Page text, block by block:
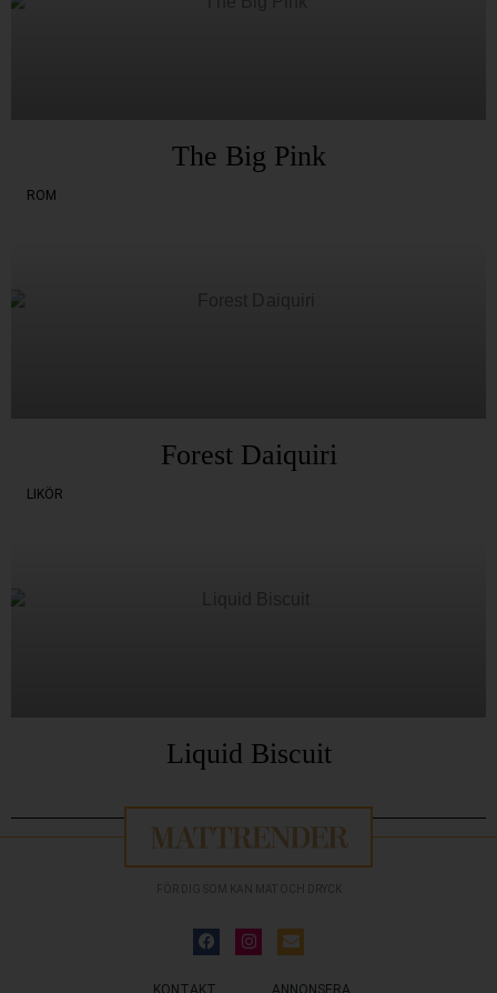
The Big Pink
ROM
Forest Daiquiri
LIKÖR
Liquid Biscuit
FÖR DIG SOM KAN MAT OCH DRYCK
KONTAKT ANNONSERA